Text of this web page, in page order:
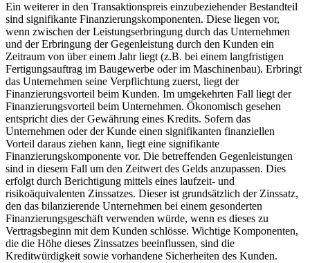
Ein weiterer in den Transaktionspreis einzubeziehender Bestandteil
sind signifikante Finanzierungskomponenten. Diese liegen vor,
wenn zwischen der Leistungserbringung durch das Unternehmen
und der Erbringung der Gegenleistung durch den Kunden ein
Zeitraum von über einem Jahr liegt (z.B. bei einem langfristigen
Fertigungsauftrag im Baugewerbe oder im Maschinenbau). Erbringt
das Unternehmen seine Verpflichtung zuerst, liegt der
Finanzierungsvorteil beim Kunden. Im umgekehrten Fall liegt der
Finanzierungsvorteil beim Unternehmen. Ökonomisch gesehen
entspricht dies der Gewährung eines Kredits. Sofern das
Unternehmen oder der Kunde einen signifikanten finanziellen
Vorteil daraus ziehen kann, liegt eine signifikante
Finanzierungskomponente vor. Die betreffenden Gegenleistungen
sind in diesem Fall um den Zeitwert des Gelds anzupassen. Dies
erfolgt durch Berichtigung mittels eines laufzeit- und
risikoäquivalenten Zinssatzes. Dieser ist grundsätzlich der Zinssatz,
den das bilanzierende Unternehmen bei einem gesonderten
Finanzierungsgeschäft verwenden würde, wenn es dieses zu
Vertragsbeginn mit dem Kunden schlösse. Wichtige Komponenten,
die die Höhe dieses Zinssatzes beeinflussen, sind die
Kreditwürdigkeit sowie vorhandene Sicherheiten des Kunden.